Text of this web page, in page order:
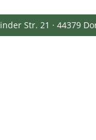
Str. 21 · 44379